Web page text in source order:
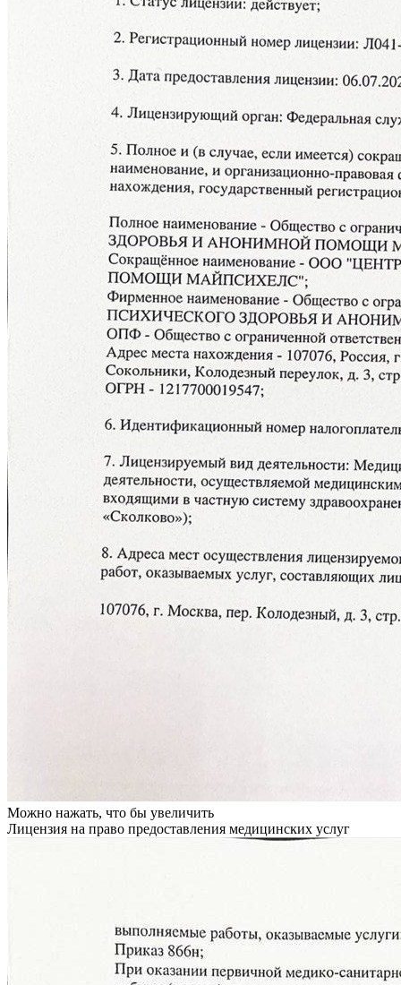
Можно нажать, что бы увеличить
Лицензия на право предоставления медицинских услуг